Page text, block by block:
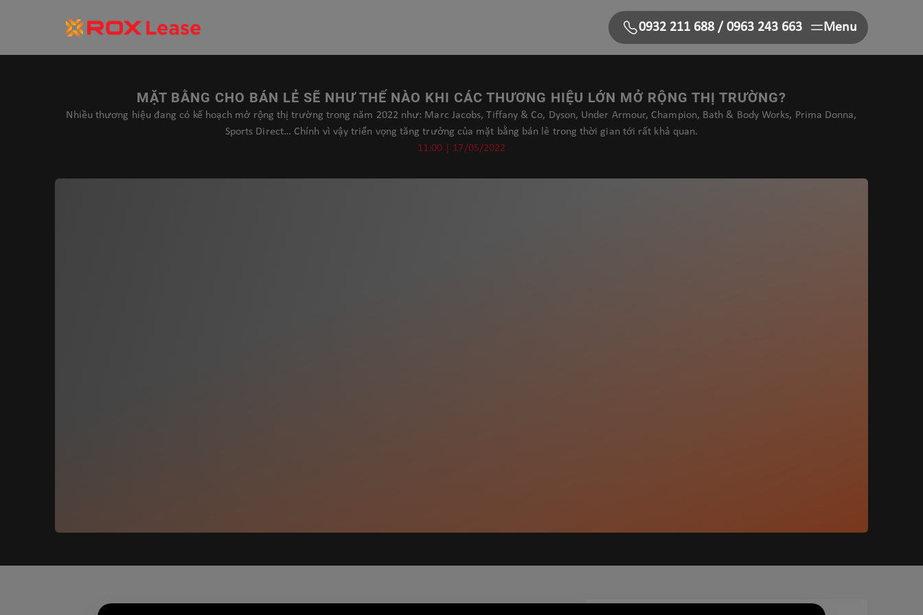
0932 211 688 /0963 243 663 Menu
MẶT BẰNG CHO BÁN LẺ SẼ NHƯ THẾ NÀO KHI CÁC THƯƠNG HIỆU LỚN MỞ RỘNG THỊ TRƯỜNG?
Nhiều thương hiệu đang có kế hoạch mở rộng thị trường trong năm 2022 như: Marc Jacobs, Tiffany & Co, Dyson, Under Armour, Champion, Bath & Body Works, Prima Donna,
Sports Direct… Chính vì vậy triển vọng tăng trưởng của mặt bằng bán lẻ trong thời gian tới rất khả quan.
11:00 | 17/05/2022